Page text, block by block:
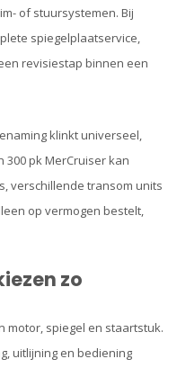
of stuursystemen. Bij
spiegelplaatservice,
revisiestap binnen een
klinkt universeel,
300 pk MerCruiser kan
verschillende transom units
op vermogen bestelt,
zo
motor, spiegel en staartstuk.
uitlijning en bediening